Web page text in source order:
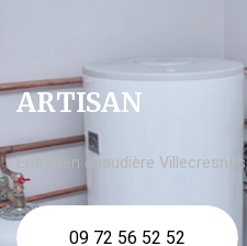
ARTISAN
Entretien chaudière Villecresnes
09 72 56 52 52